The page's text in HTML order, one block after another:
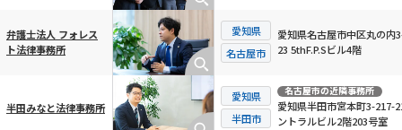
弁護士法人 フォレス
ト法律事務所
愛知県
名古屋市
愛知県名古屋市中区丸の内
23 5thF.P.Sビル4階
半田みなと法律事務所
愛知県
半田市
名古屋市の近隣事務所
愛知県半田市宮本町3-217-
ントラルビル2階203号室